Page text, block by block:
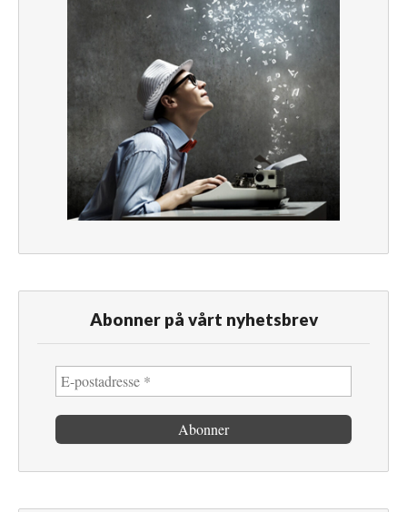
Abonner på vårt nyhetsbrev